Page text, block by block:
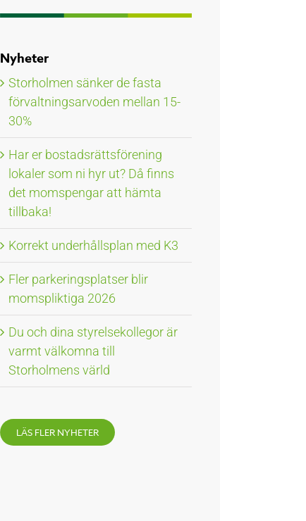
Nyheter
Storholmen sänker de fasta
förvaltningsarvoden mellan 15-
30%
Har er bostadsrättsförening
lokaler som ni hyr ut? Då finns
det momspengar att hämta
tillbaka!
Korrekt underhållsplan med K3
Fler parkeringsplatser blir
momspliktiga 2026
Du och dina styrelsekollegor är
varmt välkomna till
Storholmens värld
LÄS FLER NYHETER